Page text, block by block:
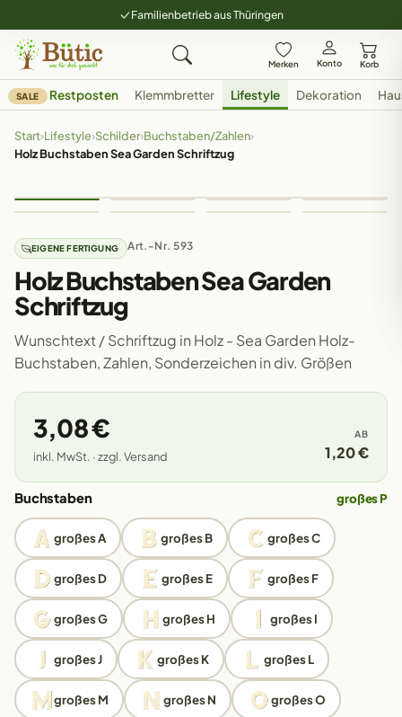
Familienbetrieb aus Thüringen
Merken Konto Korb
SALE Restposten Klemmbretter Lifestyle Dekoration
Start›Lifestyle›Schilder›Buchstaben/Zahlen›
Holz Buchstaben Sea Garden Schriftzug
EIGENE FERTIGUNG Art.-Nr. 593
Holz Buchstaben Sea Garden
Schriftzug
Wunschtext / Schriftzug in Holz - Sea Garden Holz-
Buchstaben, Zahlen, Sonderzeichen in div. Größen
3,08 €
inkl. MwSt. · zzgl. Versand
AB
1,20 €
Buchstaben großes P
großes A großes B großes C
großes D großes E großes F
großes G großes H großes I
großes J großes K großes L
großes M großes N großes O